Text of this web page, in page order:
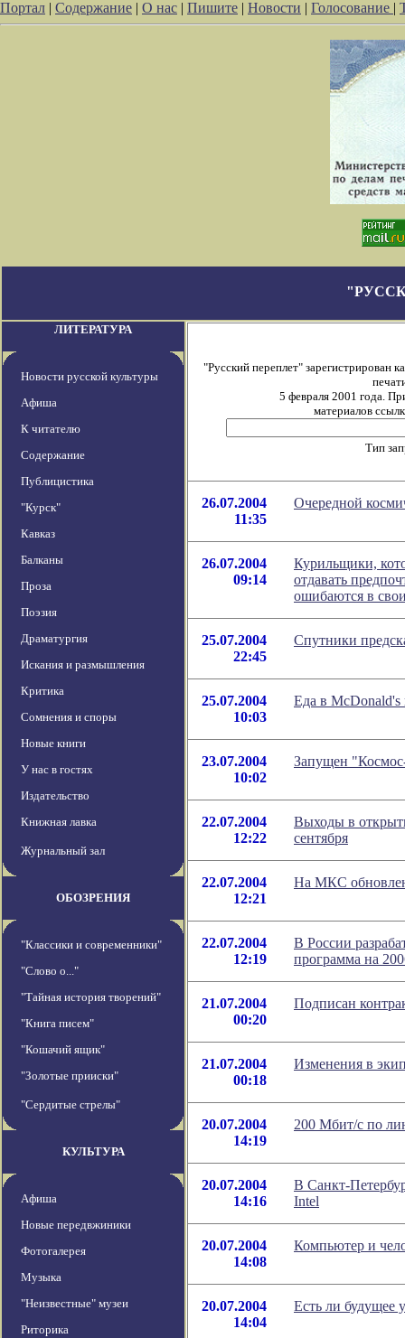
Портал | Содержание | О нас | Пишите | Новости | Голосование |
ЛИТЕРАТУРА
Новости русской культуры
Афиша
К читателю
Содержание
Публицистика
"Курск"
Кавказ
Балканы
Проза
Поэзия
Драматургия
Искания и размышления
Критика
Сомнения и споры
Новые книги
У нас в гостях
Издательство
Книжная лавка
Журнальный зал
ОБОЗРЕНИЯ
"Классики и современники"
"Слово о..."
"Тайная история творений"
"Книга писем"
"Кошачий ящик"
"Золотые прииски"
"Сердитые стрелы"
КУЛЬТУРА
Афиша
Новые передвжиники
Фотогалерея
Музыка
"Неизвестные" музеи
Риторика
"Русский переплет" зарегистрирован
5 февраля 2001 года.
материалов
Тип
26.07.2004
11:35
Очередной
26.07.2004
09:14
Курильщики,
отдавать
ошибаются в
25.07.2004
22:45
Спутники
25.07.2004
10:03
Еда в
23.07.2004
10:02
Запущен
22.07.2004
12:22
Выходы в
сентября
22.07.2004
12:21
На МКС
22.07.2004
12:19
В России
программа на
21.07.2004
00:20
Подписан
21.07.2004
00:18
Изменения в
20.07.2004
14:19
200 Мбит/с по
20.07.2004
14:16
В Санкт-
Intel
20.07.2004
14:08
Компьютер и
20.07.2004
14:04
Есть ли будущее